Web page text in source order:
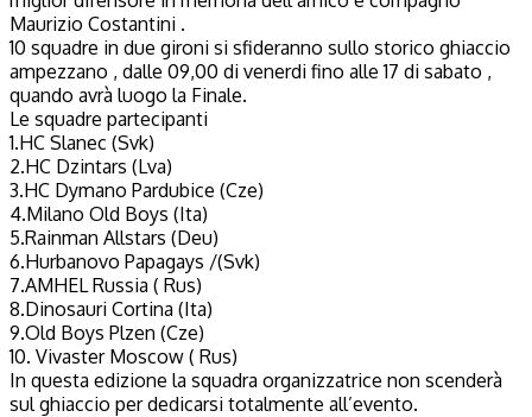
Maurizio Costantini .
10 squadre in due gironi si sfideranno sullo storico ghiaccio
ampezzano , dalle 09,00 di venerdi fino alle 17 di sabato ,
quando avrà luogo la Finale.
Le squadre partecipanti
1.HC Slanec (Svk)
2.HC Dzintars (Lva)
3.HC Dymano Pardubice (Cze)
4.Milano Old Boys (Ita)
5.Rainman Allstars (Deu)
6.Hurbanovo Papagays /(Svk)
7.AMHEL Russia ( Rus)
8.Dinosauri Cortina (Ita)
9.Old Boys Plzen (Cze)
10. Vivaster Moscow ( Rus)
In questa edizione la squadra organizzatrice non scenderà
sul ghiaccio per dedicarsi totalmente all’evento.